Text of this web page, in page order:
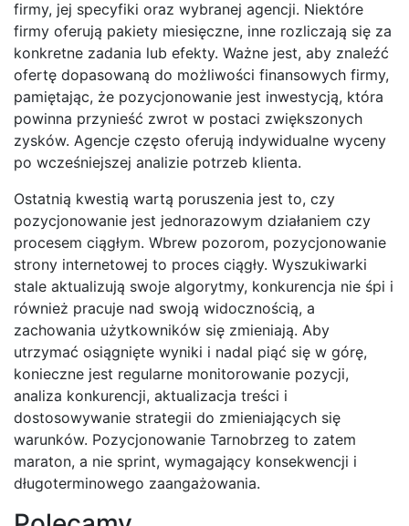
firmy, jej specyfiki oraz wybranej agencji. Niektóre
firmy oferują pakiety miesięczne, inne rozliczają się za
konkretne zadania lub efekty. Ważne jest, aby znaleźć
ofertę dopasowaną do możliwości finansowych firmy,
pamiętając, że pozycjonowanie jest inwestycją, która
powinna przynieść zwrot w postaci zwiększonych
zysków. Agencje często oferują indywidualne wyceny
po wcześniejszej analizie potrzeb klienta.
Ostatnią kwestią wartą poruszenia jest to, czy
pozycjonowanie jest jednorazowym działaniem czy
procesem ciągłym. Wbrew pozorom, pozycjonowanie
strony internetowej to proces ciągły. Wyszukiwarki
stale aktualizują swoje algorytmy, konkurencja nie śpi i
również pracuje nad swoją widocznością, a
zachowania użytkowników się zmieniają. Aby
utrzymać osiągnięte wyniki i nadal piąć się w górę,
konieczne jest regularne monitorowanie pozycji,
analiza konkurencji, aktualizacja treści i
dostosowywanie strategii do zmieniających się
warunków. Pozycjonowanie Tarnobrzeg to zatem
maraton, a nie sprint, wymagający konsekwencji i
długoterminowego zaangażowania.